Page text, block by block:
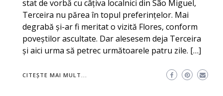
stat de vorbă cu câțiva localnici din São Miguel,
Terceira nu părea în topul preferințelor. Mai
degrabă și-ar fi meritat o vizită Flores, conform
poveștilor ascultate. Dar alesesem deja Terceira
și aici urma să petrec următoarele patru zile. […]
CITEȘTE MAI MULT...